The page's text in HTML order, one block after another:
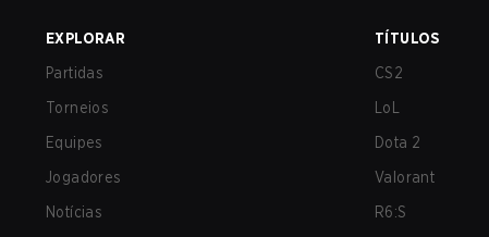
EXPLORAR
Partidas
Torneios
Equipes
Jogadores
Notícias
TÍTULOS
CS2
LoL
Dota 2
Valorant
R6:S